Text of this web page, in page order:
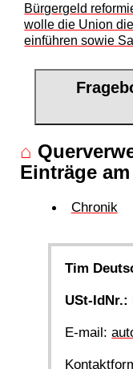
Bürgergeld
wolle die Union
einführen sowie
⌂
Einträge am
Chronik
Tim
USt-IdNr.:
E-mail: